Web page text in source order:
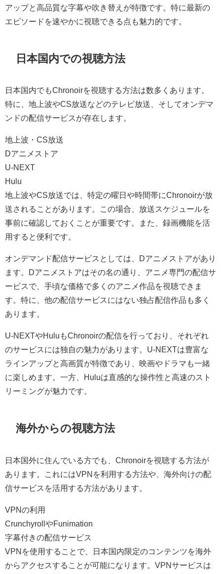
アップと高品質な字幕や吹き替えが特徴です。特に最新の
エピソードを速やかに視聴できる点も魅力的です。
日本国内での視聴方法
日本国内でもChronoirを視聴する方法は数多くあります。
特に、地上波やCS放送などのテレビ放送、そしてオンデマ
ンドの配信サービスが存在します。
地上波・CS放送
Dアニメストア
U-NEXT
Hulu
地上波やCS放送では、特定の曜日や時間帯にChronoirが放
送されることがあります。この場合、放送スケジュールを
事前に確認しておくことが重要です。また、録画機能を活
用すると便利です。
オンデマンド配信サービスとしては、Dアニメストアがあり
ます。Dアニメストアはその名の通り、アニメ専門の配信サ
ービスで、手頃な価格で多くのアニメ作品を視聴できま
す。特に、他の配信サービスにはない独占配信作品も多く
あります。
U-NEXTやHuluもChronoirの配信を行っており、それぞれ
のサービスには独自の魅力があります。U-NEXTは豊富な
ラインアップと高画質が特徴であり、映画やドラマも一緒
に楽しめます。一方、Huluは直感的な操作性と高速のスト
リーミングが魅力です。
海外からの視聴方法
日本国外に住んでいる方でも、Chronoirを視聴する方法が
あります。これにはVPNを利用する方法や、海外向けの配
信サービスを活用する方法があります。
VPNの利用
CrunchyrollやFunimation
字幕付きの配信サービス
VPNを使用することで、日本国内限定のコンテンツを海外
からアクセスすることが可能になります。VPNサービスは